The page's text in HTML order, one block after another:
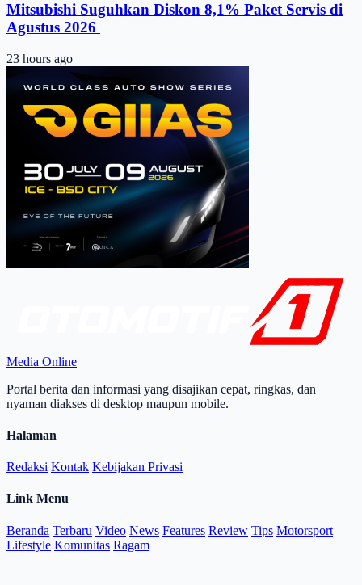
Mitsubishi Suguhkan Diskon 8,1% Paket Servis di
Agustus 2026 ​
23 hours ago
Media Online
Portal berita dan informasi yang disajikan cepat, ringkas, dan
nyaman diakses di desktop maupun mobile.
Halaman
Redaksi Kontak Kebijakan Privasi
Link Menu
Beranda Terbaru Video News Features Review Tips Motorsport
Lifestyle Komunitas Ragam